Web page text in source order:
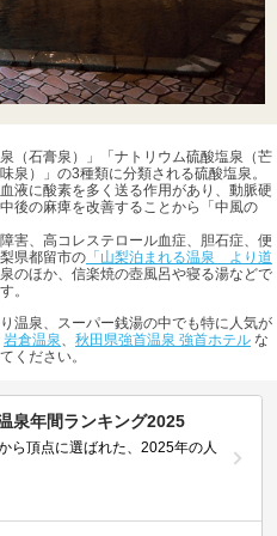
（石膏泉）」「ナトリウム硫酸塩泉（芒
泉）」の3種類に分類される硫酸塩泉。
液に酸素を多く送る作用があり、動脈硬
後の麻痺を改善することから「中風の
害、高コレステロール血症、胆石症、便
県都留市の 「山梨泊まれる温泉 より道
のほか、信楽焼の壺風呂や寝る湯などで
。
温泉、スーパー銭湯の中でも特に人気が
岩倉温泉、 秋田県強首温泉 強首ホテル な
ください。
泉年間ランキング2025
ら頂点に選ばれた、2025年の人